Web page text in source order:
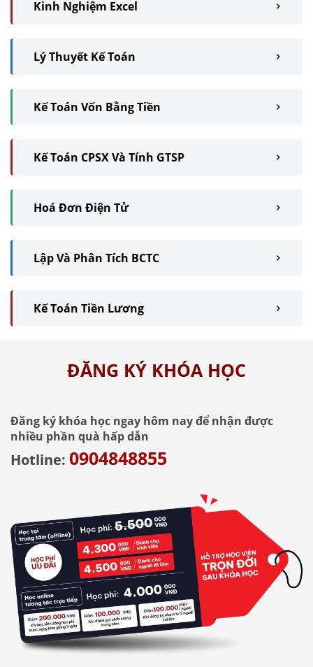
Kinh Nghiệm Excel
Lý Thuyết Kế Toán
Kế Toán Vốn Bằng Tiền
Kế Toán CPSX Và Tính GTSP
Hoá Đơn Điện Tử
Lập Và Phân Tích BCTC
Kế Toán Tiền Lương
ĐĂNG KÝ KHÓA HỌC
Đăng ký khóa học ngay hôm nay để nhận được
nhiều phần quà hấp dẫn
Hotline: 0904848855